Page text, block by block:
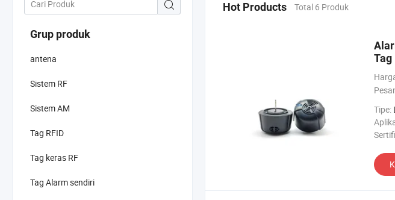
Grup produk
antena
Sistem RF
Sistem AM
Tag RFID
Tag keras RF
Tag Alarm sendiri
Hot Products Total 6 Produk
Tag
Tipe: